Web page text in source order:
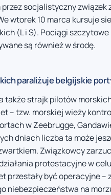
socjalistyczny
wtorek 10 marca kursuje
(L i S). Pociągi
są również w środę.
paraliżuje belgijskie
także strajk pilotów
– tzw. morskiej wieży
w Zeebrugge,
dniach liczba ta może
Związkowcy
protestacyjne w
przestały być operacyjne
niebezpieczeństwa na